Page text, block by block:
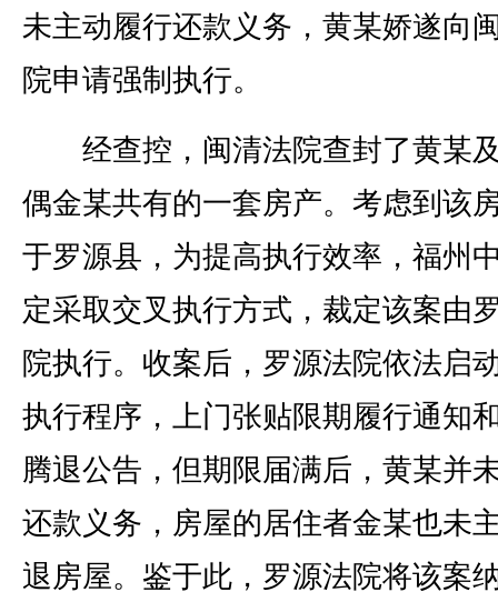
未主动履行还款义务，黄某娇遂向
院申请强制执行。
经查控，闽清法院查封了黄某
偶金某共有的一套房产。考虑到该
于罗源县，为提高执行效率，福州
定采取交叉执行方式，裁定该案由
院执行。收案后，罗源法院依法启
执行程序，上门张贴限期履行通知
腾退公告，但期限届满后，黄某并
还款义务，房屋的居住者金某也未
退房屋。鉴于此，罗源法院将该案